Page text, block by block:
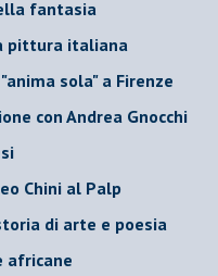
fantasia
pittura italiana
sola" a Firenze
con Andrea Gnocchi
Chini al Palp
di arte e poesia
africane